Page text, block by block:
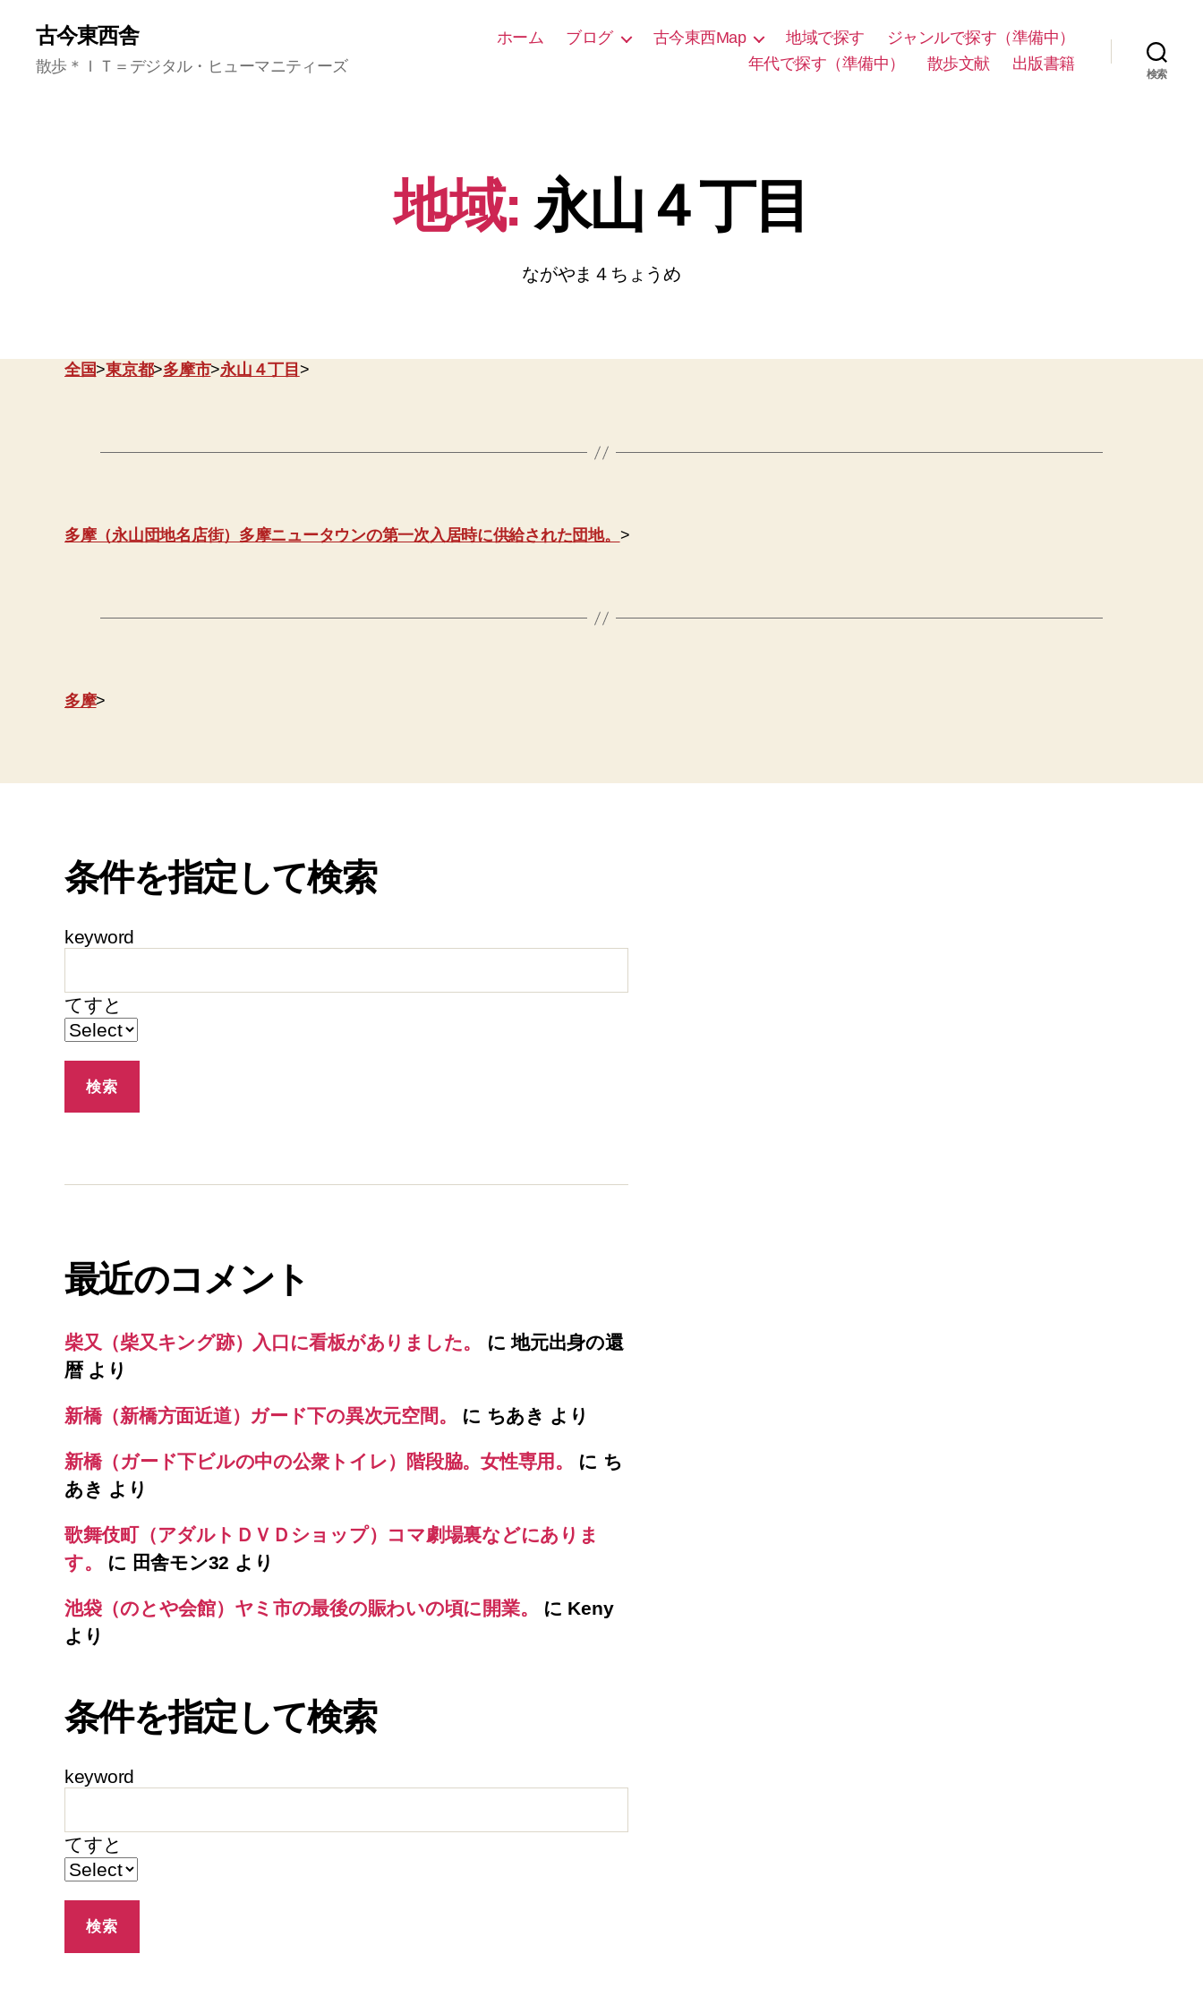
古今東西舎
散歩＊ＩＴ＝デジタル・ヒューマニティーズ
ホーム ブログ 古今東西Map 地域で探す
ジャンルで探す（準備中）
年代で探す（準備中）
散歩文献 出版書籍
検索
地域: 永山４丁目
ながやま４ちょうめ
全国>東京都>多摩市>永山４丁目 >
多摩（永山団地名店街）多摩ニュータウンの第一次入居時に供給された団地。 >
多摩>
条件を指定して検索
keyword
てすと
最近のコメント
柴又（柴又キング跡）入口に看板がありました。 に地元出身の還
暦より
新橋（新橋方面近道）ガード下の異次元空間。 に ちあき より
新橋（ガード下ビルの中の公衆トイレ）階段脇。女性専用。 に ち
あき より
歌舞伎町（アダルトＤＶＤショップ）コマ劇場裏などにありま
す。
に 田舎モン32 より
池袋（のとや会館）ヤミ市の最後の賑わいの頃に開業。 に Keny
より
条件を指定して検索
keyword
てすと